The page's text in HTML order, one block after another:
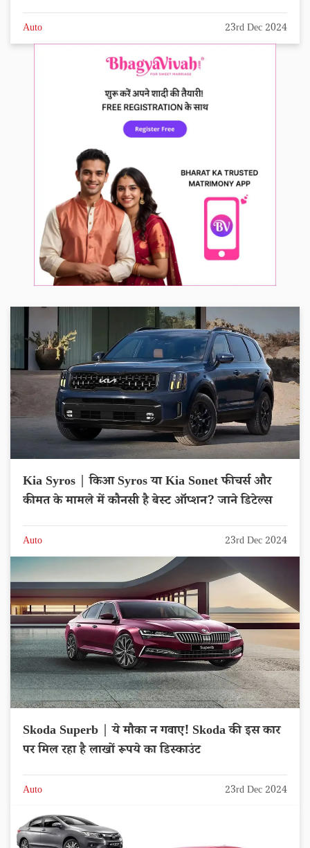
Auto 23rd Dec 2024
Kia Syros | किआ Syros या Kia Sonet फीचर्स और
कीमत के मामले में कौनसी है बेस्ट ऑप्शन? जाने डिटेल्स
Auto 23rd Dec 2024
Skoda Superb | ये मौका न गवाए! Skoda की इस कार
पर मिल रहा है लाखों रूपये का डिस्काउंट
Auto 23rd Dec 2024